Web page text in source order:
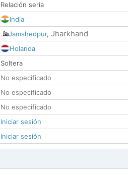
Relación seria
India
Jamshedpur, Jharkhand
Holanda
Soltera
No especificado
No especificado
No especificado
Iniciar sesión
Iniciar sesión